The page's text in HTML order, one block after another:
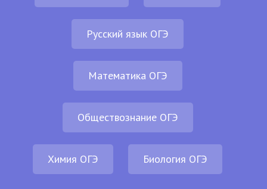
Русский язык ОГЭ
Математика ОГЭ
Обществознание ОГЭ
Химия ОГЭ Биология ОГЭ